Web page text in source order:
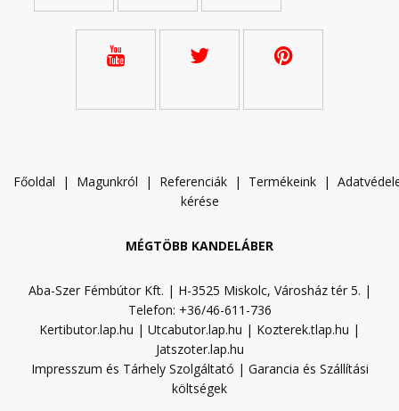
Főoldal | Magunkról | Referenciák | Termékeink | A
kérése
MÉGTÖBB KANDELÁBER
Aba-Szer Fémbútor Kft. | H-3525 Miskolc, Városház tér 5. |
Telefon: +36/46-611-736
Kertibutor.lap.hu | Utcabutor.lap.hu | Kozterek.tlap.hu |
Jatszoter.lap.hu
Impresszum és Tárhely Szolgáltató | Garancia és Szállítási
költségek